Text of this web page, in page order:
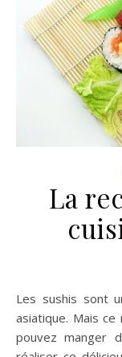
La
Les sushis sont un repas incontournable dans la cuisine
asiatique. Mais ce
pouvez manger